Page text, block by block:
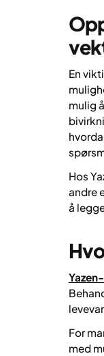
En
mulig
Hos
andre
å
For
med